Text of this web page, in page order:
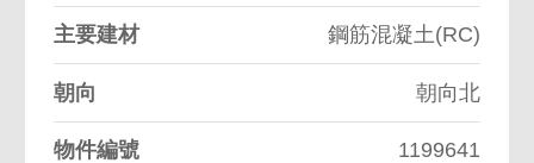
主要建材 鋼筋混凝土(RC)
朝向 朝向北
物件編號 1199641